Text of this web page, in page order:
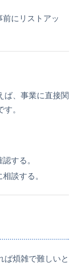
にリストアッ
ば、事業に直接関
。
する。
談する。
ば煩雑で難しいと